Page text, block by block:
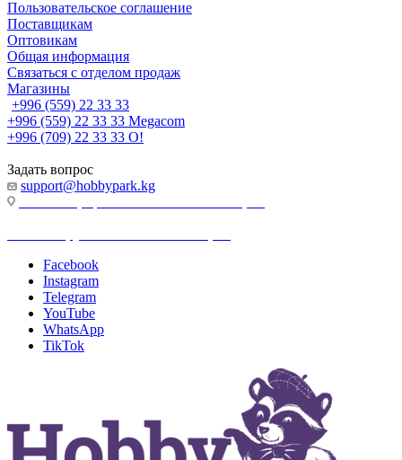
Пользовательское соглашение
Поставщикам
Оптовикам
Общая информация
Связаться с отделом продаж
Магазины
+996 (559) 22 33 33
+996 (559) 22 33 33 Megacom
+996 (709) 22 33 33 O!
Задать вопрос
support@hobbypark.kg
Facebook
Instagram
Telegram
YouTube
WhatsApp
TikTok